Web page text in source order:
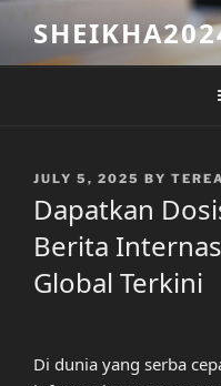
content
POSTED
JULY 5, 2025 BY
Dapatkan
Berita
Global Terkini
Di dunia yang serba